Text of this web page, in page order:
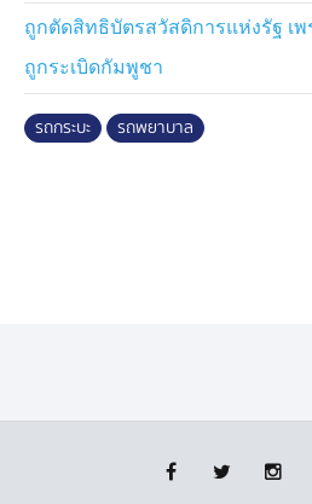
ถูกตัดสิทธิบัตรสวัสดิการแห่งรัฐ เ
ถูกระเบิดกัมพูชา
รถกระบะ รถพยาบาล